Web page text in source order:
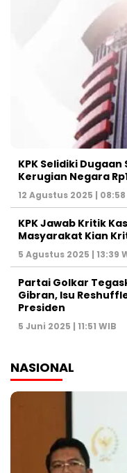
KPK Selidiki
Kerugian Negara
12 Agustus 2025 | 08:58
KPK Jawab Kritik
Masyarakat Kian
5 Agustus 2025 | 13:39
Partai Golkar
Gibran, Isu
Presiden
5 Juni 2025 | 11:51 WIB
NASIONAL